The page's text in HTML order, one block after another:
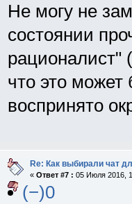
Не могу не
состоянии
рационалист"
что это
воспринято
Re: Как выбирали чат
« Ответ #7 : 05 Июля 2016,
(−)0